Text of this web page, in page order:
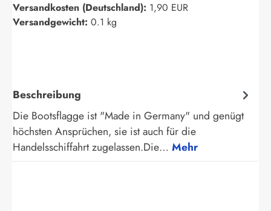
Versandkosten (Deutschland): 1,90 EUR
Versandgewicht: 0.1 kg
Beschreibung
Die Bootsflagge ist "Made in Germany" und genügt
höchsten Ansprüchen, sie ist auch für die
Handelsschiffahrt zugelassen.Die… Mehr